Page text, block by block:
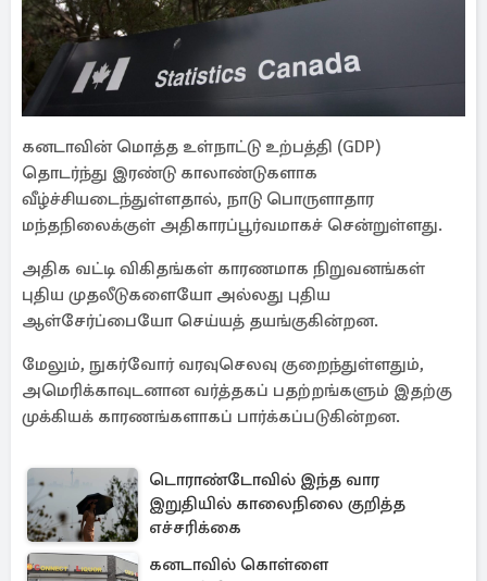
கனடாவின் மொத்த உள்நாட்டு உற்பத்தி (GDP)
தொடர்ந்து இரண்டு காலாண்டுகளாக
வீழ்ச்சியடைந்துள்ளதால், நாடு பொருளாதார
மந்தநிலைக்குள் அதிகாரப்பூர்வமாகச் சென்றுள்ளது.
அதிக வட்டி விகிதங்கள் காரணமாக நிறுவனங்கள்
புதிய முதலீடுகளையோ அல்லது புதிய
ஆள்சேர்ப்பையோ செய்யத் தயங்குகின்றன.
மேலும், நுகர்வோர் வரவுசெலவு குறைந்துள்ளதும்,
அமெரிக்காவுடனான வர்த்தகப் பதற்றங்களும் இதற்கு
முக்கியக் காரணங்களாகப் பார்க்கப்படுகின்றன.
டொராண்டோவில் இந்த வார
இறுதியில் காலைநிலை குறித்த
எச்சரிக்கை
கனடாவில் கொள்ளை